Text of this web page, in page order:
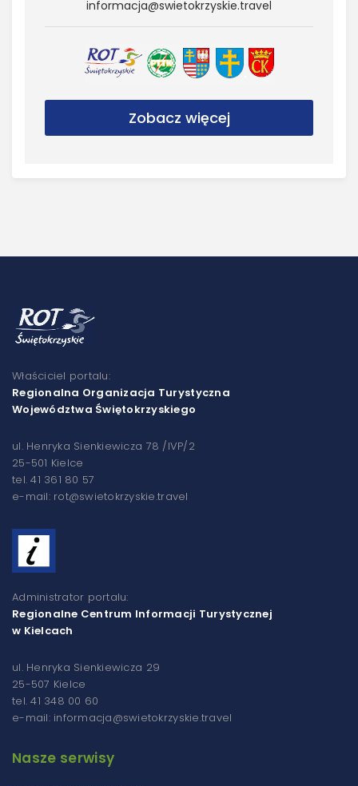
informacja@​swietokrzyskie.​travel
Zobacz więcej
Właściciel portalu:
Regionalna Organizacja Turystyczna
Województwa Świętokrzyskiego
ul. Henryka Sienkiewicza 78 /IVP/2
25-501 Kielce
tel. 41 361 80 57
e-mail: rot@swietokrzyskie.travel
Administrator portalu:
Regionalne Centrum Informacji Turystycznej
w Kielcach
ul. Henryka Sienkiewicza 29
25-507 Kielce
tel. 41 348 00 60
e-mail: informacja@swietokrzyskie.travel
Nasze serwisy